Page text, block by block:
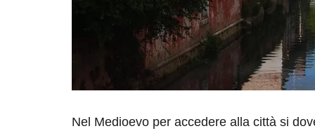
Nel Medioevo per accedere alla città si